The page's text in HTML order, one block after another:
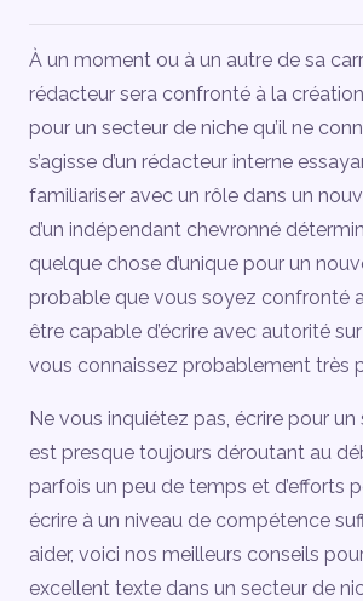
À un moment ou à un autre de sa
rédacteur sera confronté à la
pour un secteur de niche qu’il ne
s’agisse d’un rédacteur interne
familiariser avec un rôle dans un
d’un indépendant chevronné
quelque chose d’unique pour un
probable que vous soyez confronté
être capable d’écrire avec autorité
vous connaissez probablement très
Ne vous inquiétez pas, écrire pour
est presque toujours déroutant au
parfois un peu de temps et d’efforts
écrire à un niveau de compétence
aider, voici nos meilleurs conseils
excellent texte dans un secteur de